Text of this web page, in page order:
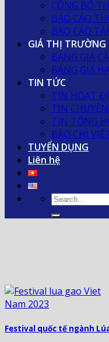
CÔNG BỐ
BÁO CÁO
BÁO CÁO
GIÁ THỊ TRƯỜNG
BẢNG GIÁ
BẢNG GIÁ
TIN TỨC
TIN HOẠT
TIN
TIN TỔNG
BÁO CHÍ
TUYỂN DỤNG
Liên hệ
Festival quốc tế ngành